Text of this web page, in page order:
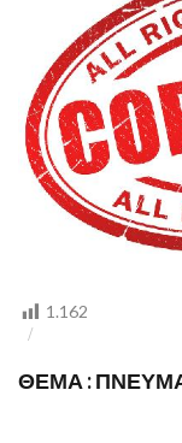
1.162
ΘΕΜΑ :